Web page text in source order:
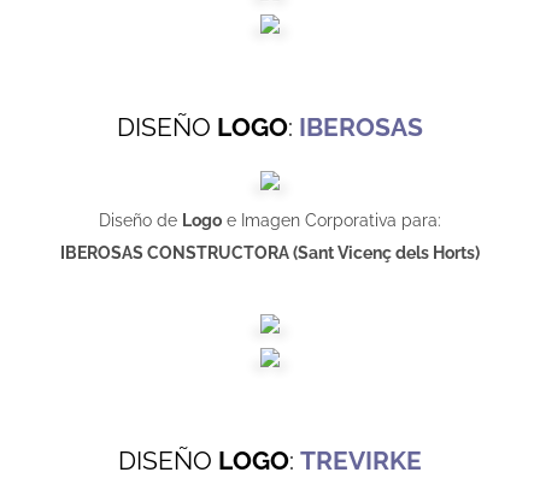
DISEÑO LOGO: IBEROSAS
Diseño de Logo e Imagen Corporativa para:
IBEROSAS CONSTRUCTORA (Sant Vicenç dels Horts)
DISEÑO LOGO: TREVIRKE